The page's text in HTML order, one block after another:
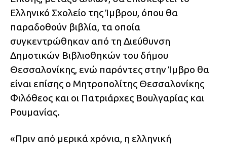
Ελληνικό Σχολείο της Ίμβρου, όπου θα
παραδοθούν βιβλία, τα οποία
συγκεντρώθηκαν από τη Διεύθυνση
Δημοτικών Βιβλιοθηκών του δήμου
Θεσσαλονίκης, ενώ παρόντες στην Ίμβρο θα
είναι επίσης ο Μητροπολίτης Θεσσαλονίκης
Φιλόθεος και οι Πατριάρχες Βουλγαρίας και
Ρουμανίας.
«Πριν από μερικά χρόνια, η ελληνική